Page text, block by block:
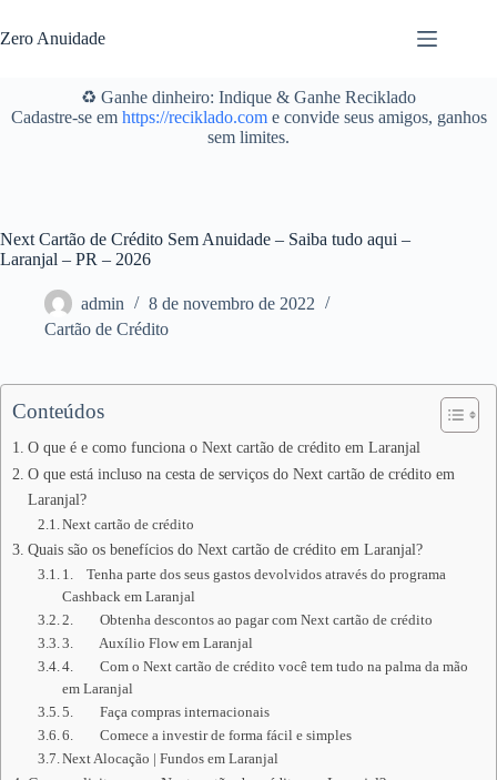
para
o
Zero Anuidade
♻️ Ganhe dinheiro: Indique & Ganhe Reciklado
Cadastre-se em https://reciklado.come convide seus amigos, ganhos
sem limites.
Next Cartão de Crédito Sem Anuidade – Saiba tudo aqui –
Laranjal – PR – 2026
admin
8 de novembro de 2022
Cartão de Crédito
Conteúdos
O que é e como funciona o Next cartão de crédito em Laranjal
O que está incluso na cesta de serviços do Next cartão de crédito em
Laranjal?
Next cartão de crédito
Quais são os benefícios do Next cartão de crédito em Laranjal?
1. Tenha parte dos seus gastos devolvidos através do programa
Cashback em Laranjal
2. Obtenha descontos ao pagar com Next cartão de crédito
3. Auxílio Flow em Laranjal
4. Com o Next cartão de crédito você tem tudo na palma da mão
em Laranjal
5. Faça compras internacionais
6. Comece a investir de forma fácil e simples
Next Alocação | Fundos em Laranjal